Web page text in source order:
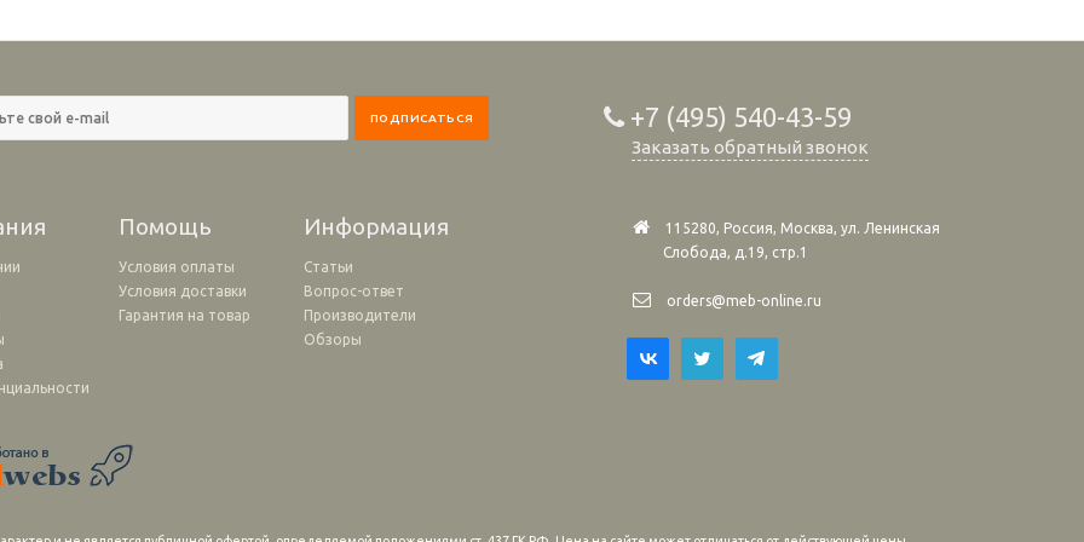
+7 (495) 540-43-59
Заказать обратный звонок
Помощь Информация
Условия оплаты
Условия доставки
Гарантия на товар
Статьи
Вопрос-ответ
Производители
Обзоры
115280, Россия, Москва, ул. Ленинская
Слобода, д.19, стр.1
orders@meb-online.ru